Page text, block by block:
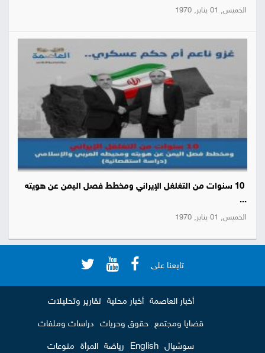
الخميس, 01 يناير, 1970
10 سنوات من التغلغل الإيراني ومخطط فصل اليمن عن هويته
...
الخميس, 01 يناير, 1970
تابعنا على
أخبار العاصمة أخبار محلية تقارير وتحليلات
قضايا ومجتمع حقوق وحريات دراسات وملفات
سوشيال English رياضة المرأة منوعات